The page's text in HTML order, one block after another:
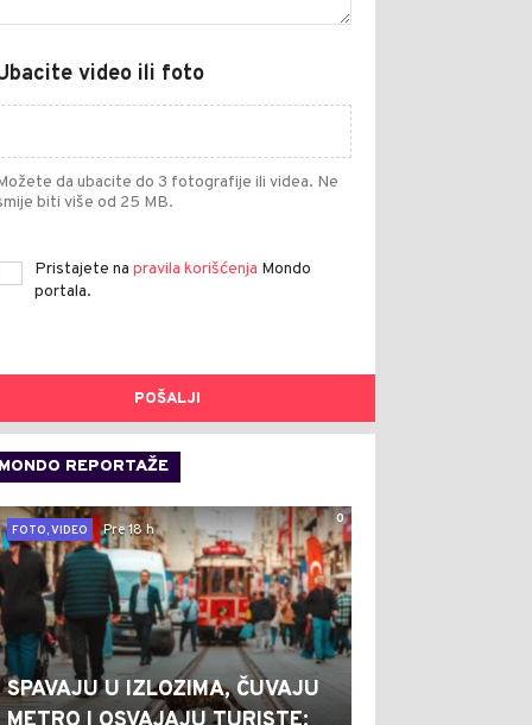
video ili foto
da ubacite do 3 fotografije ili videa. Ne
biti više od 25 MB.
Pristajete na pravila korišćenja Mondo
portala.
POŠALJI
MONDO REPORTAŽE
0
FOTO, VIDEO
Pre 18 h
SPAVAJU U IZLOZIMA, ČUVAJU